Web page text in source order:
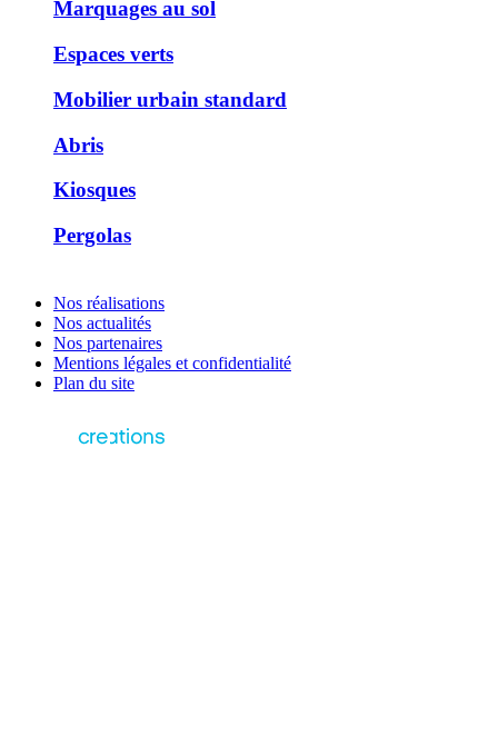
Marquages au sol
Espaces verts
Mobilier urbain standard
Abris
Kiosques
Pergolas
Nos réalisations
Nos actualités
Nos partenaires
Mentions légales et confidentialité
Plan du site